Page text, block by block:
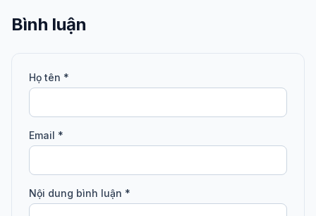
Bình luận
Họ tên *
Email *
Nội dung bình luận *